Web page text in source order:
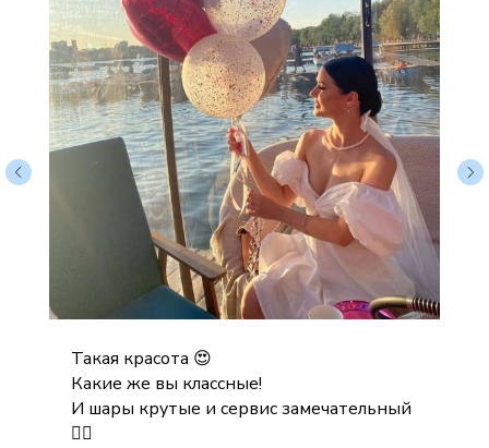
Такая красота 😍
Какие же вы классные!
И шары крутые и сервис замечательный
👍🏻